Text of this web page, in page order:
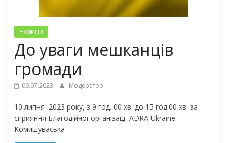
Новини
До уваги мешканців
громади
09.07.2023 Модератор
10 липня 2023 року, з 9 год. 00 хв. до 15 год.00 хв. за
сприяння Благодійної організації ADRA Ukraine
Комишуваська